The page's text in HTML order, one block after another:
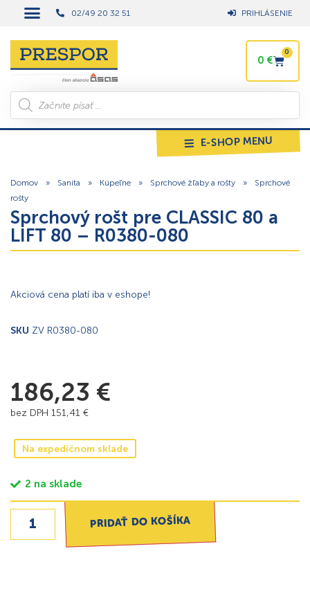
02/49 20 32 51 PRIHLÁSENIE
0 €
0
E-SHOP MENU
Domov » Sanita » Kúpeľne » Sprchové žľaby a rošty »
Sprchové
rošty
Sprchový rošt pre CLASSIC 80 a
LIFT 80 – R0380-080
Akciová cena platí iba v eshope!
SKU ZV R0380-080
186,23 €
bez DPH 151,41 €
Na expedičnom sklade
2 na sklade
PRIDAŤ DO KOŠÍKA